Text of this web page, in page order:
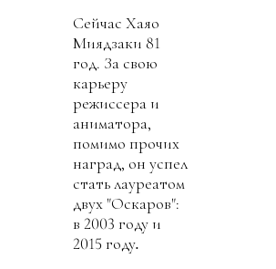
Сейчас Хаяо
Миядзаки 81
год. За свою
карьеру
режиссера и
аниматора,
помимо прочих
наград, он успел
стать лауреатом
двух "Оскаров":
в 2003 году и
2015 году.